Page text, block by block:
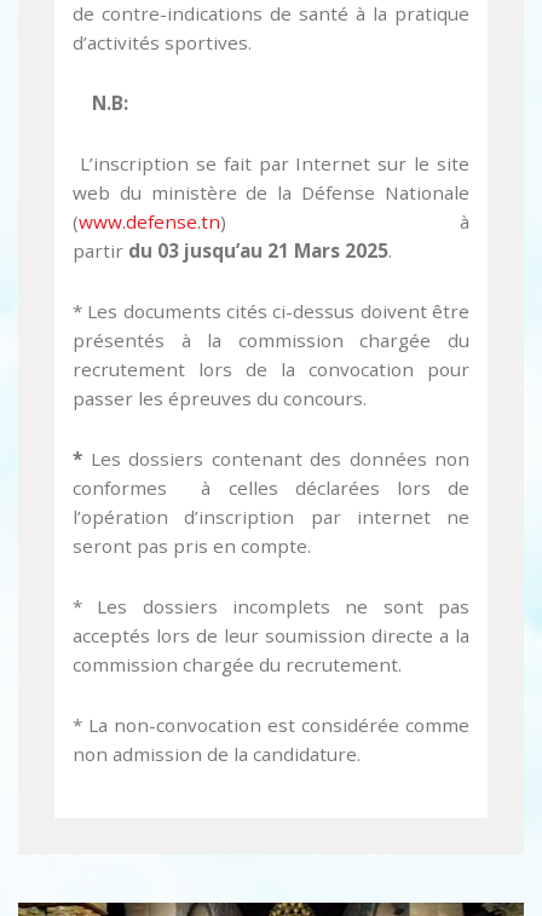
de contre-indications de santé à la pratique
d’activités sportives.
N.B:
L’inscription se fait par Internet sur le site
web du ministère de la Défense Nationale
(www.defense.tn) à
partir du 03 jusqu’au 21 Mars 2025.
* Les documents cités ci-dessus doivent être
présentés à la commission chargée du
recrutement lors de la convocation pour
passer les épreuves du concours.
* Les dossiers contenant des données non
conformes à celles déclarées lors de
l’opération d’inscription par internet ne
seront pas pris en compte.
* Les dossiers incomplets ne sont pas
acceptés lors de leur soumission directe a la
commission chargée du recrutement.
* La non-convocation est considérée comme
non admission de la candidature.